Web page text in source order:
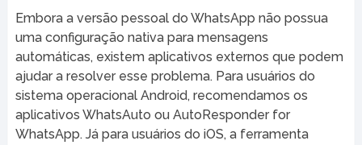
Embora a versão pessoal do WhatsApp não possua
uma configuração nativa para mensagens
automáticas, existem aplicativos externos que podem
ajudar a resolver esse problema. Para usuários do
sistema operacional Android, recomendamos os
aplicativos WhatsAuto ou AutoResponder for
WhatsApp. Já para usuários do iOS, a ferramenta